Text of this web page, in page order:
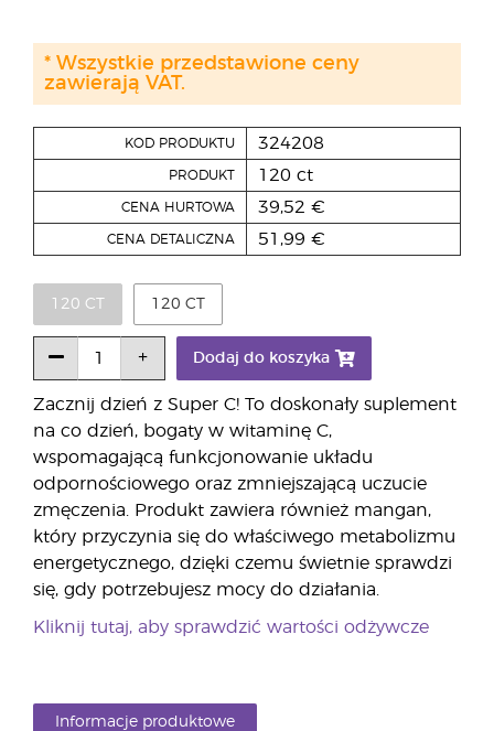
Zacznij dzień z Super C! To doskonały suplement
na co dzień, bogaty w witaminę C,
wspomagającą funkcjonowanie układu
odpornościowego oraz zmniejszającą uczucie
zmęczenia. Produkt zawiera również mangan,
który przyczynia się do właściwego metabolizmu
energetycznego, dzięki czemu świetnie sprawdzi
się, gdy potrzebujesz mocy do działania.
Kliknij tutaj, aby sprawdzić wartości odżywcze
Informacje produktowe
KOD PRODUKTU 324208
PRODUKT 120 ct
CENA HURTOWA 39,52 €
CENA DETALICZNA 51,99 €
120 CT 120 CT
Dodaj do koszyka
* Wszystkie przedstawione ceny
zawierają VAT.